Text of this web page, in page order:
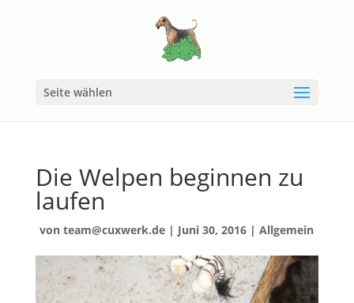
Seite wählen
Die Welpen beginnen zu
laufen
vonteam@cuxwerk.de | Juni 30, 2016 |Allgemein